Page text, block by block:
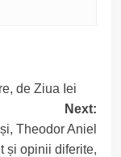
de Ziua Iei
Next:
Theodor Aniel
și opinii diferite,